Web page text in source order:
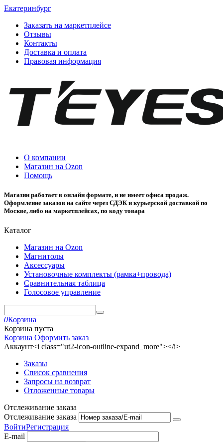
Екатеринбург
Заказать на маркетплейсе
Отзывы
Контакты
Доставка и оплата
Правовая информация
О компании
Магазин на Ozon
Помощь
Магазин работает в онлайн формате, и не имеет офиса продаж.
Оформление заказов на сайте через СДЭК и курьерской доставкой по
Москве, либо на маркетплейсах, по коду товара
Каталог
Магазин на Ozon
Магнитолы
Аксессуары
Установочные комплекты (рамка+провода)
Сравнительная таблица
Голосовое управление
0Корзина
Корзина пуста
Корзина Оформить заказ
Аккаунт<i class="ut2-icon-outline-expand_more"></i>
Заказы
Список сравнения
Запросы на возврат
Отложенные товары
Отслеживание заказа
Отслеживание заказа
ВойтиРегистрация
E-mail